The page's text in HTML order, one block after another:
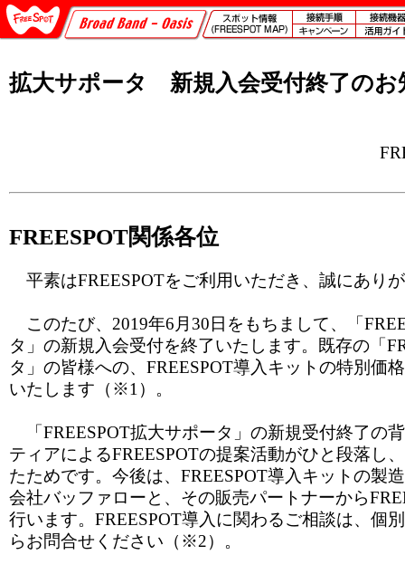
拡大サポータ 新規入会受付終了のお
FREESPOT関係各位
平素はFREESPOTをご利用いただき、誠にあり
このたび、2019年6月30日をもちまして、「
タ」の新規入会受付を終了いたします。既存の「
タ」の皆様への、FREESPOT導入キットの特別価
いたします（※1）。
「FREESPOT拡大サポータ」の新規受付終了の
ティアによるFREESPOTの提案活動がひと段落し
たためです。今後は、FREESPOT導入キットの製
会社バッファローと、その販売パートナーから
行います。FREESPOT導入に関わるご相談は、個
らお問合せください（※2）。